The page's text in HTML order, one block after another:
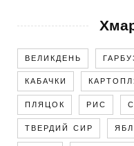
ВЕЛИКДЕНЬ
КАБАЧКИ
ПЛЯЦОК РИС
ТВЕРДИЙ СИР